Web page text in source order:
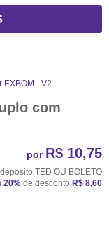
EXBOM - V2
com
por R$ 10,75
TED OU BOLETO
20% de desconto R$ 8,60